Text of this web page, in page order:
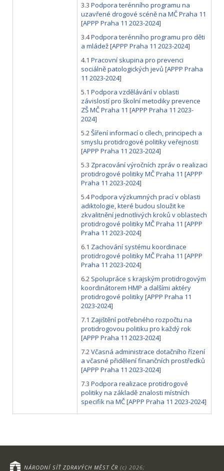
3.3 Podpora terénního programu na
uzavřené drogové scéně na MČ Praha 11
[APPP Praha 11 2023-2024]
3.4Podpora terénního programu pro děti
a mládež[APPP Praha 11 2023-2024]
4.1 Pracovní skupina pro prevenci
sociálně patologických jevů [APPP Praha
11 2023-2024]
5.1 Podpora vzdělávání v oblasti
závislostí pro školní metodiky prevence
ZŠ MČ Praha 11 [APPP Praha 11 2023-
2024]
5.2Šíření informací o cílech, principech a
smyslu protidrogové politiky veřejnosti
[APPP Praha 11 2023-2024]
5.3 Zpracování výročních zpráv o realizaci
protidrogové politiky MČ Praha 11 [APPP
Praha 11 2023-2024]
5.4Podpora výzkumných prací v oblasti
adiktologie, které budou sloužit ke
zkvalitnění jednotlivých kroků v oblastech
protidrogové politiky MČ Praha 11 [APPP
Praha 11 2023-2024]
6.1 Zachování systému koordinace
protidrogové politiky MČ Praha 11 [APPP
Praha 11 2023-2024]
6.2 Spolupráce s krajským protidrogovým
koordinátorem HMP a dalšími aktéry
protidrogové politiky[APPP Praha 11
2023-2024]
7.1 Zajištění potřebného rozpočtu na
protidrogovou politiku pro každý rok
[APPP Praha 11 2023-2024]
7.2Včasná administrace dotačního řízení
a včasné přidělení finančních prostředků
[APPP Praha 11 2023-2024]
7.3 Podpora realizace protidrogové
politiky na základě znalosti místních
specifik na MČ[APPP Praha 11 2023-2024]
NÁRODNÍ SÍŤ ZDRAVÝCH MĚST ČR (c) 2026;